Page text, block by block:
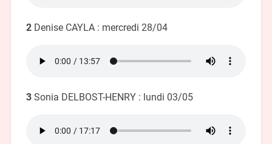
2 Denise CAYLA : mercredi 28/04
3 Sonia DELBOST-HENRY : lundi 03/05